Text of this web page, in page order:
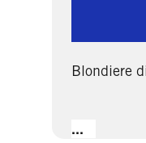
Blondiere
...